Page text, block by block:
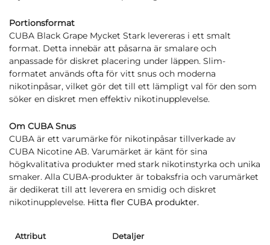
Portionsformat
CUBA Black Grape Mycket Stark levereras i ett smalt
format. Detta innebär att påsarna är smalare och
anpassade för diskret placering under läppen. Slim-
formatet används ofta för vitt snus och moderna
nikotinpåsar, vilket gör det till ett lämpligt val för den som
söker en diskret men effektiv nikotinupplevelse.
Om CUBA Snus
CUBA är ett varumärke för nikotinpåsar tillverkade av
CUBA Nicotine AB. Varumärket är känt för sina
högkvalitativa produkter med stark nikotinstyrka och unika
smaker. Alla CUBA-produkter är tobaksfria och varumärket
är dedikerat till att leverera en smidig och diskret
nikotinupplevelse. Hitta fler CUBA produkter.
Attribut Detaljer